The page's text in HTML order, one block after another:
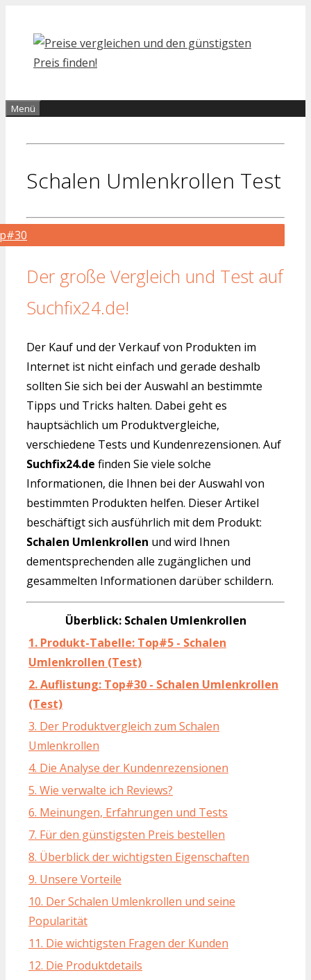
Inhalt
springen
Menü
Schalen Umlenkrollen Test
Der große Vergleich und Test auf
Suchfix24.de!
Der Kauf und der Verkauf von Produkten im
Internet ist nicht einfach und gerade deshalb
sollten Sie sich bei der Auswahl an bestimmte
Tipps und Tricks halten. Dabei geht es
hauptsächlich um Produktvergleiche,
verschiedene Tests und Kundenrezensionen. Auf
Suchfix24.de finden Sie viele solche
Informationen, die Ihnen bei der Auswahl von
bestimmten Produkten helfen. Dieser Artikel
beschäftigt sich ausführlich mit dem Produkt:
Schalen Umlenkrollen und wird Ihnen
dementsprechenden alle zugänglichen und
gesammelten Informationen darüber schildern.
Überblick: Schalen Umlenkrollen
1. Produkt-Tabelle: Top#5 - Schalen
Umlenkrollen (Test)
2. Auflistung: Top#30 - Schalen Umlenkrollen
(Test)
3. Der Produktvergleich zum Schalen
Umlenkrollen
4. Die Analyse der Kundenrezensionen
5. Wie verwalte ich Reviews?
6. Meinungen, Erfahrungen und Tests
7. Für den günstigsten Preis bestellen
8. Überblick der wichtigsten Eigenschaften
9. Unsere Vorteile
10. Der Schalen Umlenkrollen und seine
Popularität
11. Die wichtigsten Fragen der Kunden
12. Die Produktdetails